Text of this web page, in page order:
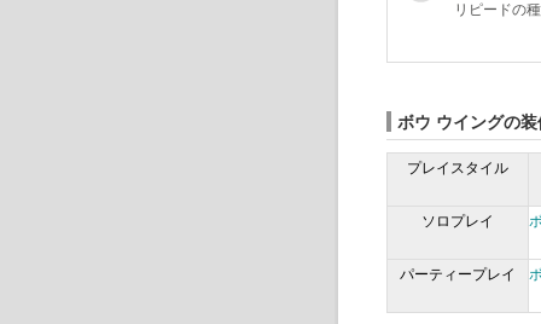
リピードの
ボウ ウイングの装
プレイスタイル
ソロプレイ
パーティープレイ